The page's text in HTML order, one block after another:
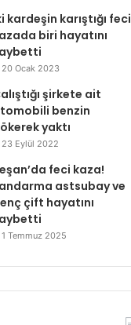
kardeşin karıştığı feci
biri hayatını
20 Ocak 2023
şirkete ait
benzin
yaktı
23 Eylül 2022
feci kaza!
astsubay ve
çift hayatını
1 Temmuz 2025